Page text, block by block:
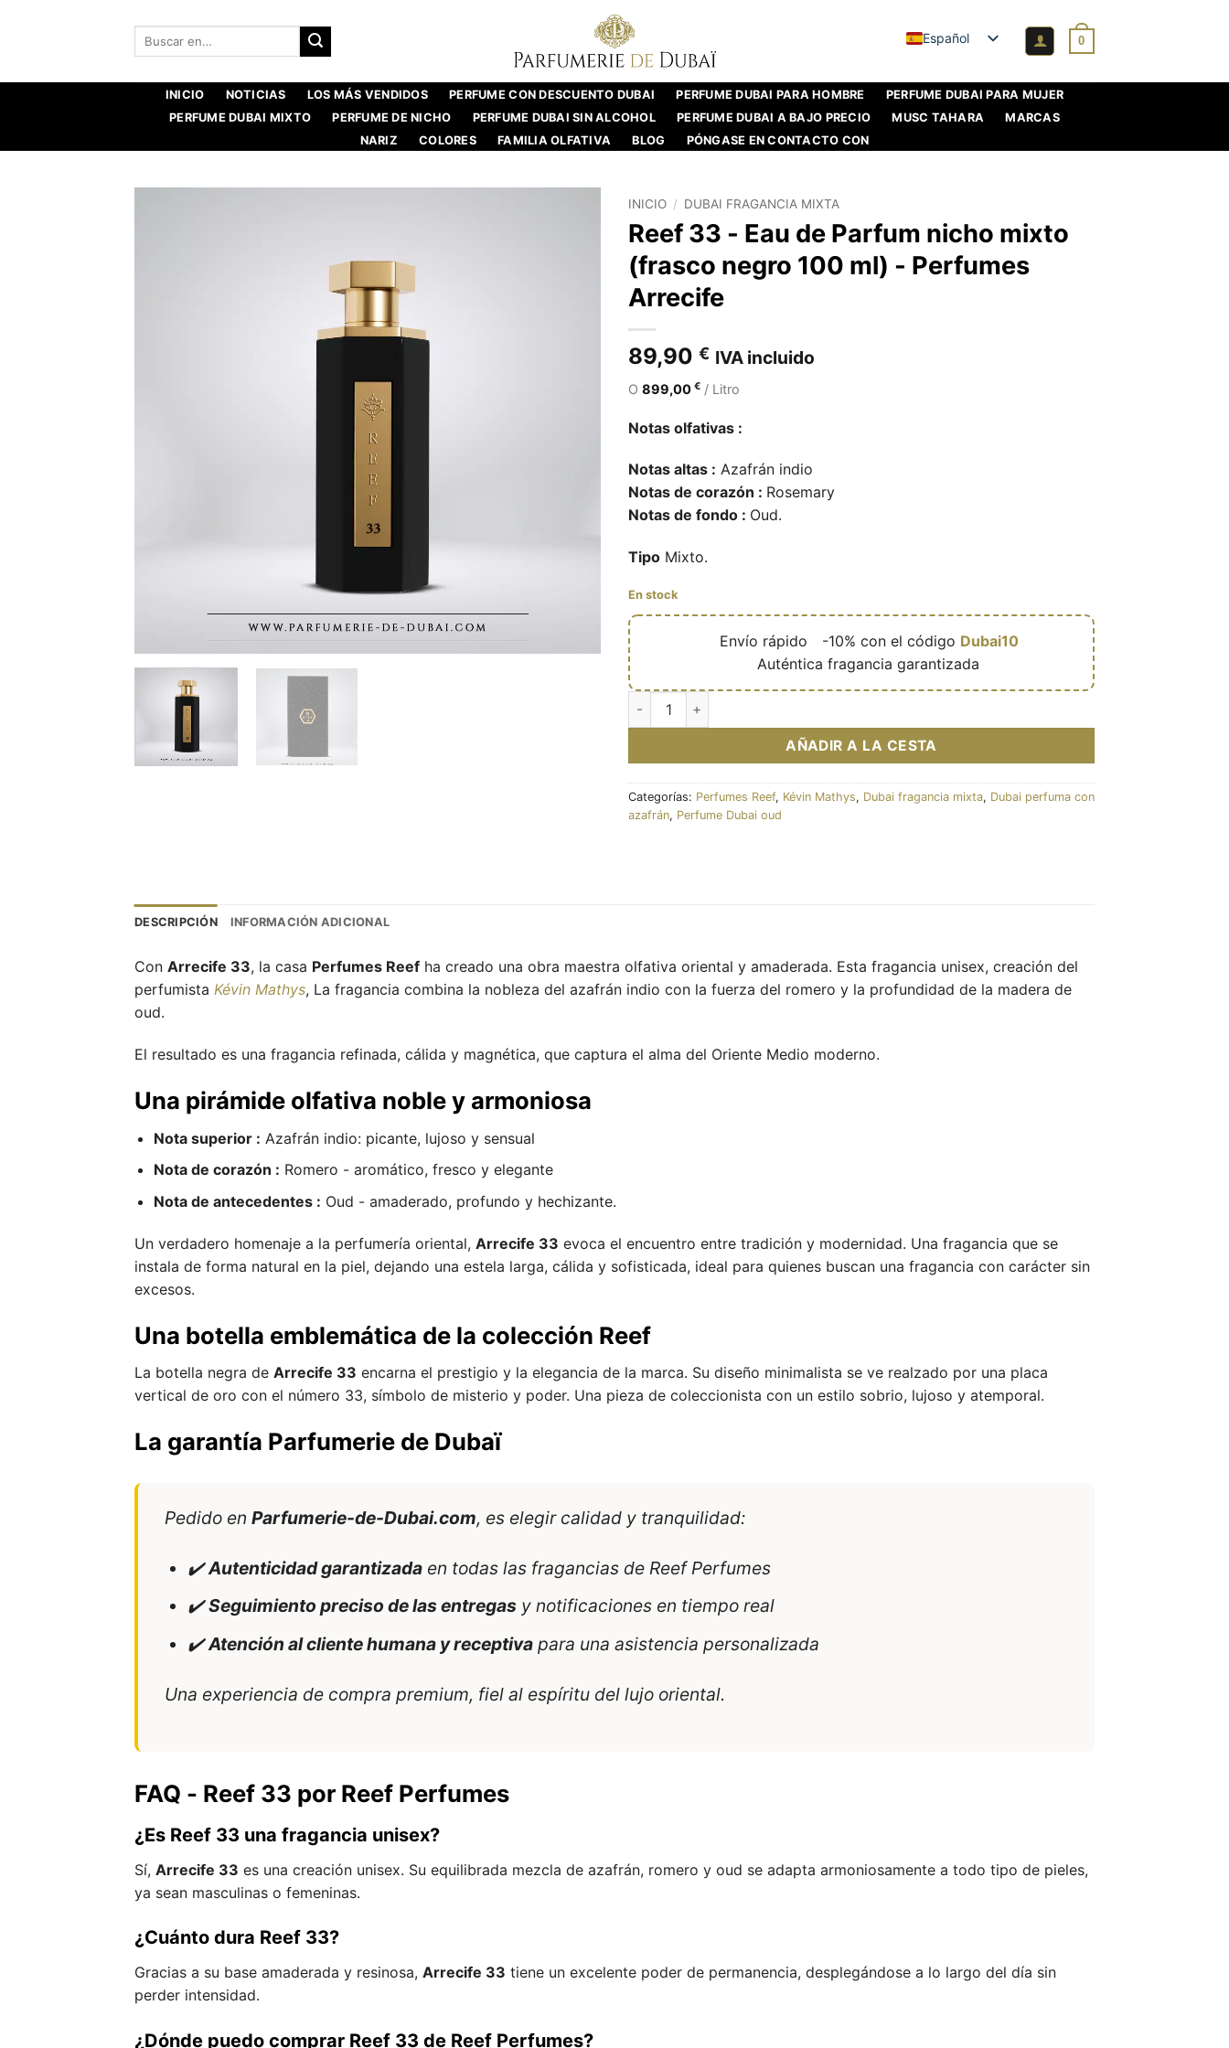
Buscar: Español 0
INICIO NOTICIAS LOS MÁS VENDIDOS PERFUME CON DESCUENTO DUBAI PERFUME DUBAI PARA HOMBRE
PERFUME DUBAI PARA MUJER
PERFUME DUBAI MIXTO
PERFUME DE NICHO PERFUME DUBAI SIN ALCOHOL PERFUME DUBAI A BAJO PRECIO MUSC TAHARA
MARCAS
NARIZ
COLORES FAMILIA OLFATIVA BLOG PÓNGASE EN CONTACTO CON
INICIO / DUBAI FRAGANCIA MIXTA
Reef 33 - Eau de Parfum nicho mixto
(frasco negro 100 ml) - Perfumes
Arrecife
89,90 € IVA incluido
O 899,00 € / Litro
Notas olfativas :
Notas altas : Azafrán indio
Notas de corazón : Rosemary
Notas de fondo : Oud.
Tipo Mixto.
En stock
Envío rápido -10% con el código Dubai10
Auténtica fragancia garantizada
Reef 33 – Eau de parfum de niche mixte (flacon noir 100 ml) – Reef Perfumes cantidad
AÑADIR A LA CESTA
Categorías: Perfumes Reef, Kévin Mathys, Dubai fragancia mixta, Dubai perfuma con
azafrán, Perfume Dubai oud
DESCRIPCIÓN INFORMACIÓN ADICIONAL
Con Arrecife 33, la casa Perfumes Reef ha creado una obra maestra olfativa oriental y amaderada. Esta fragancia unisex, creación del
perfumista Kévin Mathys, La fragancia combina la nobleza del azafrán indio con la fuerza del romero y la profundidad de la madera de
oud.
El resultado es una fragancia refinada, cálida y magnética, que captura el alma del Oriente Medio moderno.
Una pirámide olfativa noble y armoniosa
Nota superior : Azafrán indio: picante, lujoso y sensual
Nota de corazón : Romero - aromático, fresco y elegante
Nota de antecedentes : Oud - amaderado, profundo y hechizante.
Un verdadero homenaje a la perfumería oriental, Arrecife 33 evoca el encuentro entre tradición y modernidad. Una fragancia que se
instala de forma natural en la piel, dejando una estela larga, cálida y sofisticada, ideal para quienes buscan una fragancia con carácter sin
excesos.
Una botella emblemática de la colección Reef
La botella negra de Arrecife 33 encarna el prestigio y la elegancia de la marca. Su diseño minimalista se ve realzado por una placa
vertical de oro con el número 33, símbolo de misterio y poder. Una pieza de coleccionista con un estilo sobrio, lujoso y atemporal.
La garantía Parfumerie de Dubaï
Pedido en Parfumerie-de-Dubai.com, es elegir calidad y tranquilidad:
✔️Autenticidad garantizadaen todas las fragancias de Reef Perfumes
✔️Seguimiento preciso de las entregas y notificaciones en tiempo real
✔️Atención al cliente humana y receptivapara una asistencia personalizada
Una experiencia de compra premium, fiel al espíritu del lujo oriental.
FAQ - Reef 33 por Reef Perfumes
¿Es Reef 33 una fragancia unisex?
Sí, Arrecife 33 es una creación unisex. Su equilibrada mezcla de azafrán, romero y oud se adapta armoniosamente a todo tipo de pieles,
ya sean masculinas o femeninas.
¿Cuánto dura Reef 33?
Gracias a su base amaderada y resinosa, Arrecife 33 tiene un excelente poder de permanencia, desplegándose a lo largo del día sin
perder intensidad.
¿Dónde puedo comprar Reef 33 de Reef Perfumes?